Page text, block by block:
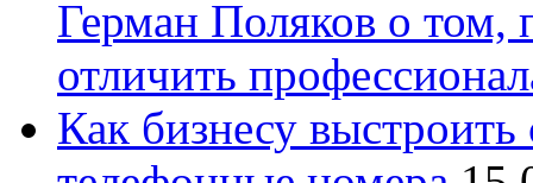
Герман Поляков о том,
отличить
Как бизнесу